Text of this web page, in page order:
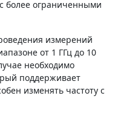
более ограниченными
измерений
от 1 ГГц до 10
необходимо
поддерживает
изменять частоту с